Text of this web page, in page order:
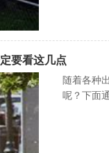
要看这几点
随着各种
呢？下面